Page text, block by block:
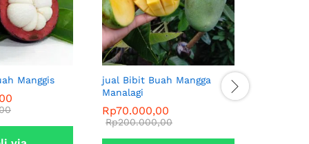
Manggis
jual Bibit Buah Mangga
Manalagi
Rp70.000,00
Rp200.000,00